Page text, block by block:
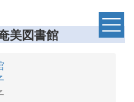
美図書館